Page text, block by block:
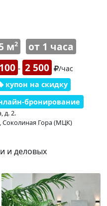
м2
от 1 часа
- 2 500
/час
купон на скидку
бронирование
д. 2.
Соколиная Гора (МЦК)
и деловых